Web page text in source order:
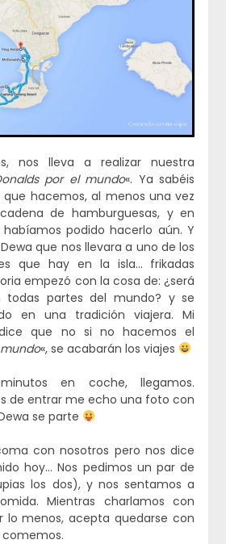
nos lleva a realizar nuestra
por el mundo«. Ya sabéis
hacemos, al menos una vez
de hamburguesas, y en
podido hacerlo aún. Y
que nos llevara a uno de los
que hay en la isla… frikadas
empezó con la cosa de: ¿será
partes del mundo? y se
en una tradición viajera. Mi
que no si no hacemos el
«, se acabarán los viajes
en coche, llegamos.
de entrar me echo una foto con
se parte
con nosotros pero nos dice
hoy… Nos pedimos un par de
los dos), y nos sentamos a
Mientras charlamos con
lo menos, acepta quedarse con